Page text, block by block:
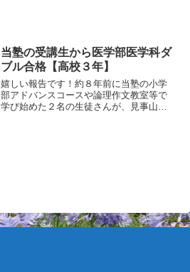
当塾の受講生から医学部医学科ダ
ブル合格【高校３年】
嬉しい報告です！約８年前に当塾の小学
部アドバンスコースや論理作文教室等で
学び始めた２名の生徒さんが、見事山口